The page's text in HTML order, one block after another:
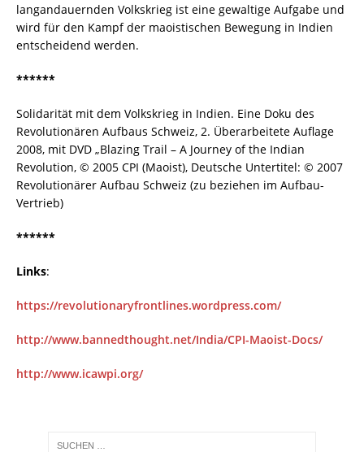
langandauernden Volkskrieg ist eine gewaltige Aufgabe und
wird für den Kampf der maoistischen Bewegung in Indien
entscheidend werden.
******
Solidarität mit dem Volkskrieg in Indien. Eine Doku des
Revolutionären Aufbaus Schweiz, 2. Überarbeitete Auflage
2008, mit DVD „Blazing Trail – A Journey of the Indian
Revolution, © 2005 CPI (Maoist), Deutsche Untertitel: © 2007
Revolutionärer Aufbau Schweiz (zu beziehen im Aufbau-
Vertrieb)
******
Links:
https://revolutionaryfrontlines.wordpress.com/
http://www.bannedthought.net/India/CPI-Maoist-Docs/
http://www.icawpi.org/